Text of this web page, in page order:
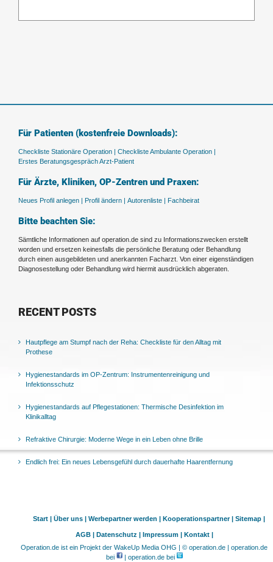
Für Patienten (kostenfreie Downloads):
Checkliste Stationäre Operation | Checkliste Ambulante Operation |
Erstes Beratungsgespräch Arzt-Patient
Für Ärzte, Kliniken, OP-Zentren und Praxen:
Neues Profil anlegen | Profil ändern | Autorenliste | Fachbeirat
Bitte beachten Sie:
Sämtliche Informationen auf operation.de sind zu Informationszwecken erstellt
worden und ersetzen keinesfalls die persönliche Beratung oder Behandlung
durch einen ausgebildeten und anerkannten Facharzt. Von einer eigenständigen
Diagnosestellung oder Behandlung wird hiermit ausdrücklich abgeraten.
RECENT POSTS
Hautpflege am Stumpf nach der Reha: Checkliste für den Alltag mit
Prothese
Hygienestandards im OP-Zentrum: Instrumentenreinigung und
Infektionsschutz
Hygienestandards auf Pflegestationen: Thermische Desinfektion im
Klinikalltag
Refraktive Chirurgie: Moderne Wege in ein Leben ohne Brille
Endlich frei: Ein neues Lebensgefühl durch dauerhafte Haarentfernung
Start | Über uns | Werbepartner werden | Kooperationspartner | Sitemap |
AGB | Datenschutz | Impressum | Kontakt |
Operation.de ist ein Projekt der WakeUp Media OHG | © operation.de | operation.de
bei
| operation.de bei